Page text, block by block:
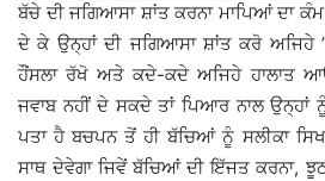
ਬੱਚੇ ਦੀ ਜਗਿਆਸਾ ਸ਼ਾਂਤ ਕਰਨਾ ਮਾਪਿਆਂ ਦਾ ਕੰਮ
ਦੇ ਕੇ ਉਨ੍ਹਾਂ ਦੀ ਜਗਿਆਸਾ ਸ਼ਾਂਤ ਕਰੋ
ਹੌਂਸਲਾ ਰੱਖੋ ਅਤੇ ਕਦੇ-ਕਦੇ ਅਜਿਹੇ ਹਾਲਾਤ
ਜਵਾਬ ਨਹੀਂ ਦੇ ਸਕਦੇ ਤਾਂ ਪਿਆਰ ਨਾਲ ਉਨ੍ਹਾਂ
ਪਤਾ ਹੈ ਬਚਪਨ ਤੋਂ ਹੀ ਬੱਚਿਆਂ ਨੂੰ ਸਲੀਕਾ
ਸਾਥ ਦੇਵੇਗਾ ਜਿਵੇਂ ਬੱਚਿਆਂ ਦੀ ਇੱਜਤ ਕਰਨਾ,